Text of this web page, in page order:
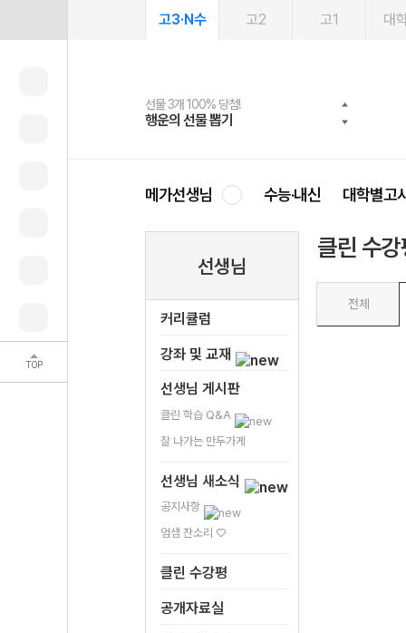
TOP
고3·N수 고2 고1 대
선물 3개 100% 당첨!
행운의 선물 뽑기
선물 100% 증정!
메가스터디 X 올리브
여름방학 스터디 캐시백
메가런 썸머스쿨
2027 러셀 단과
강사 공개선발
스마트러닝앱
설문 EVENT
메가패스
3일 무료 체험권
메가패스 수강생 무료혜택!
메가클럽 멤버십
사회공헌 캠페인
희망이룸 메가나눔
메가선생님 수능·내신 대학별고
선생님
커리큘럼
강좌 및 교재
선생님 게시판
클린 학습 Q&A
잘 나가는 만두가게
선생님 새소식
공지사항
엄샘 잔소리 ♡
클린 수강평
공개자료실
클린 수강
전체